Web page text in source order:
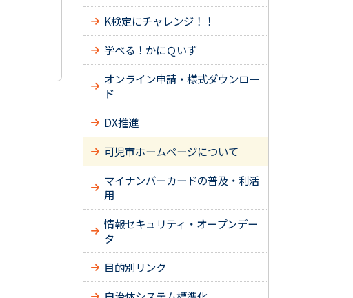
K検定にチャレンジ！！
学べる！かにＱいず
オンライン申請・様式ダウンロー
ド
DX推進
可児市ホームページについて
マイナンバーカードの普及・利活
用
情報セキュリティ・オープンデー
タ
目的別リンク